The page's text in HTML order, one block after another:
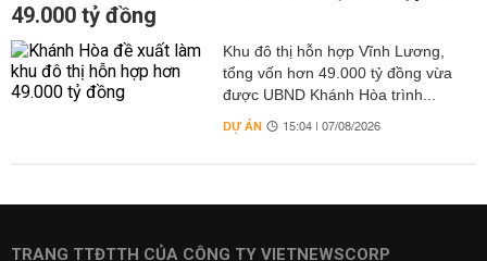
49.000 tỷ đồng
Khu đô thị hỗn hợp Vĩnh Lương,
tổng vốn hơn 49.000 tỷ đồng vừa
được UBND Khánh Hòa trình...
DỰ ÁN 15:04 | 07/08/2026
TRANG TTĐTTH CỦA CÔNG TY VIETNEWSCORP